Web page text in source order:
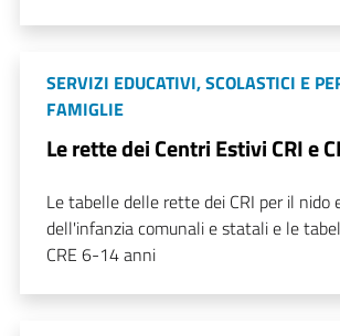
SERVIZI EDUCATIVI, SCOLASTICI E
FAMIGLIE
Le rette dei Centri Estivi CRI e
Le tabelle delle rette dei CRI per il nido
dell'infanzia comunali e statali e le
CRE 6-14 anni